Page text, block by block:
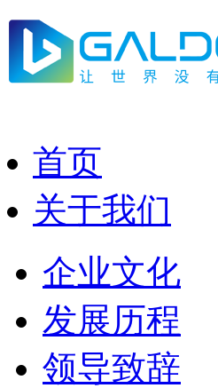
首页
关于我们
企业文化
发展历程
领导致辞